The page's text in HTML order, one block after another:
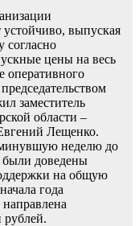
выпуская
согласно
цены на весь
оперативного
заместитель
области –
Лещенко.
минувшую неделю до
были доведены
на общую
года
направлена
рублей.